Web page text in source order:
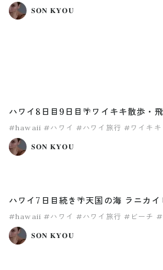
𝐒𝐎𝐍 𝐊𝐘𝐎𝐔
ハワイ8日目9日目🌴ワイキキ散歩・
#hawaii #ハワイ #ハワイ旅行 #ワイキキ
𝐒𝐎𝐍 𝐊𝐘𝐎𝐔
ハワイ7日目続き🌴天国の海 ラニカイ
#hawaii #ハワイ #ハワイ旅行 #ビーチ #
#ラニカイビーチ
𝐒𝐎𝐍 𝐊𝐘𝐎𝐔